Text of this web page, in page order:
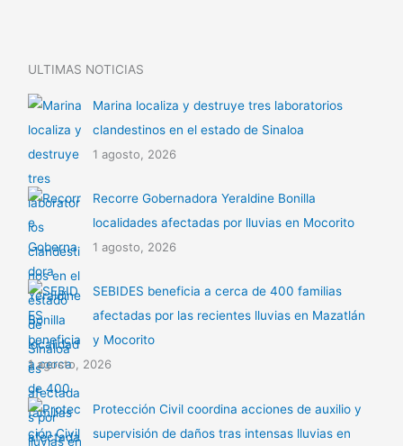
ULTIMAS NOTICIAS
Marina localiza y destruye tres laboratorios
clandestinos en el estado de Sinaloa
1 agosto, 2026
Recorre Gobernadora Yeraldine Bonilla
localidades afectadas por lluvias en Mocorito
1 agosto, 2026
SEBIDES beneficia a cerca de 400 familias
afectadas por las recientes lluvias en Mazatlán
y Mocorito
1 agosto, 2026
Protección Civil coordina acciones de auxilio y
supervisión de daños tras intensas lluvias en